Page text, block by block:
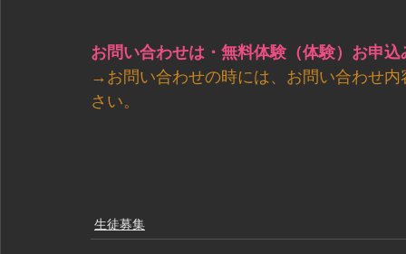
お問い合わせは・無料体験（体験）お申
→お問い合わせの時には、お問い合わせ
さい。
生徒募集